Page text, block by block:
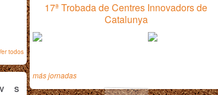
todos
V S
17ª Trobada de Centres Innovadors de
Catalunya
más jornadas